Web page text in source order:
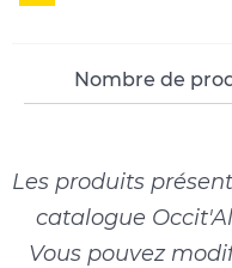
Nombre de
Les produits
catalogue
Vous pouvez